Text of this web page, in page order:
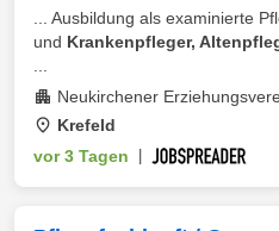
... Ausbildung als examinierte
und Krankenpfleger,
Neukirchener
Krefeld
vor 3 Tagen